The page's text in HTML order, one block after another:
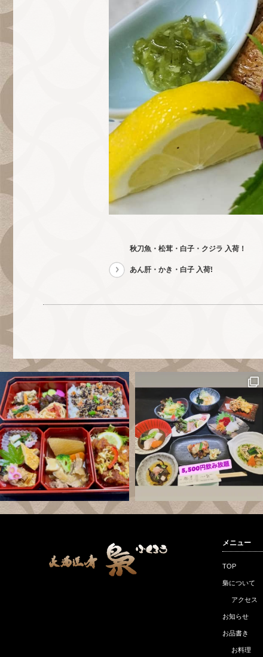
秋刀魚・松茸・白子・クジラ 入荷！
あん肝・かき・白子 入荷!
メニュー
TOP
梟について
アクセス
お知らせ
お品書き
お料理